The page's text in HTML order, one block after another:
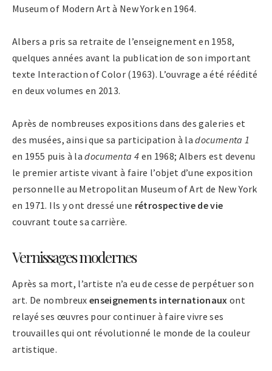
Museum of Modern Art à New York en 1964.
Albers a pris sa retraite de l’enseignement en 1958,
quelques années avant la publication de son important
texte Interaction of Color (1963). L’ouvrage a été réédité
en deux volumes en 2013.
Après de nombreuses expositions dans des galeries et
des musées, ainsi que sa participation à la documenta 1
en 1955 puis à ladocumenta 4 en 1968; Albers est devenu
le premier artiste vivant à faire l’objet d’une exposition
personnelle au Metropolitan Museum of Art de New York
en 1971. Ils y ont dressé une rétrospective de vie
couvrant toute sa carrière.
Vernissages modernes
Après sa mort, l’artiste n’a eu de cesse de perpétuer son
art. De nombreux enseignements internationaux ont
relayé ses œuvres pour continuer à faire vivre ses
trouvailles qui ont révolutionné le monde de la couleur
artistique.